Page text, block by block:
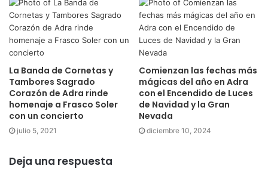
La Banda de Cornetas y
Tambores Sagrado
Corazón de Adra rinde
homenaje a Frasco Soler
con un concierto
julio 5, 2021
Comienzan las fechas más
mágicas del año en Adra
con el Encendido de Luces
de Navidad y la Gran
Nevada
diciembre 10, 2024
Deja una respuesta